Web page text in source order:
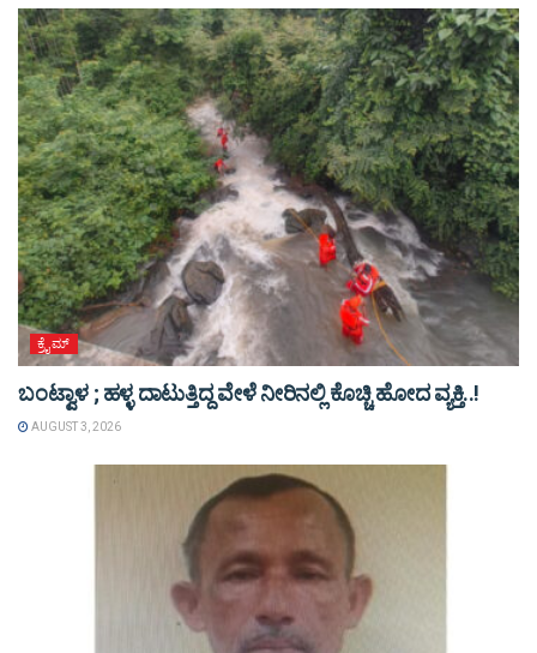
ಕ್ರೈಮ್
ಬಂಟ್ವಾಳ ; ಹಳ್ಳ ದಾಟುತ್ತಿದ್ದ ವೇಳೆ ನೀರಿನಲ್ಲಿ ಕೊಚ್ಚಿ ಹೋದ ವ್ಯಕ್ತಿ..!
AUGUST 3, 2026